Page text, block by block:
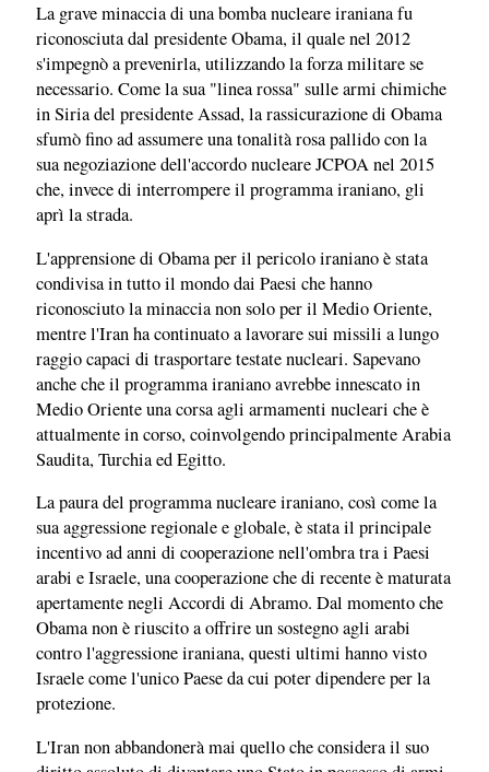
La grave minaccia di una bomba nucleare iraniana fu
riconosciuta dal presidente Obama, il quale nel 2012
s'impegnò a prevenirla, utilizzando la forza militare se
necessario. Come la sua "linea rossa" sulle armi chimiche
in Siria del presidente Assad, la rassicurazione di Obama
sfumò fino ad assumere una tonalità rosa pallido con la
sua negoziazione dell'accordo nucleare JCPOA nel 2015
che, invece di interrompere il programma iraniano, gli
aprì la strada.
L'apprensione di Obama per il pericolo iraniano è stata
condivisa in tutto il mondo dai Paesi che hanno
riconosciuto la minaccia non solo per il Medio Oriente,
mentre l'Iran ha continuato a lavorare sui missili a lungo
raggio capaci di trasportare testate nucleari. Sapevano
anche che il programma iraniano avrebbe innescato in
Medio Oriente una corsa agli armamenti nucleari che è
attualmente in corso, coinvolgendo principalmente Arabia
Saudita, Turchia ed Egitto.
La paura del programma nucleare iraniano, così come la
sua aggressione regionale e globale, è stata il principale
incentivo ad anni di cooperazione nell'ombra tra i Paesi
arabi e Israele, una cooperazione che di recente è maturata
apertamente negli Accordi di Abramo. Dal momento che
Obama non è riuscito a offrire un sostegno agli arabi
contro l'aggressione iraniana, questi ultimi hanno visto
Israele come l'unico Paese da cui poter dipendere per la
protezione.
L'Iran non abbandonerà mai quello che considera il suo